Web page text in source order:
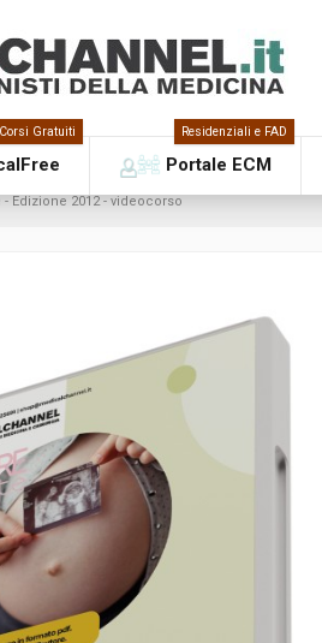
Corsi Gratuiti
Portale ECM
Residenziali e FAD
Edizione 2012 - videocorso